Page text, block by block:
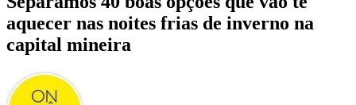
aquecer nas noites frias de inverno na
capital mineira